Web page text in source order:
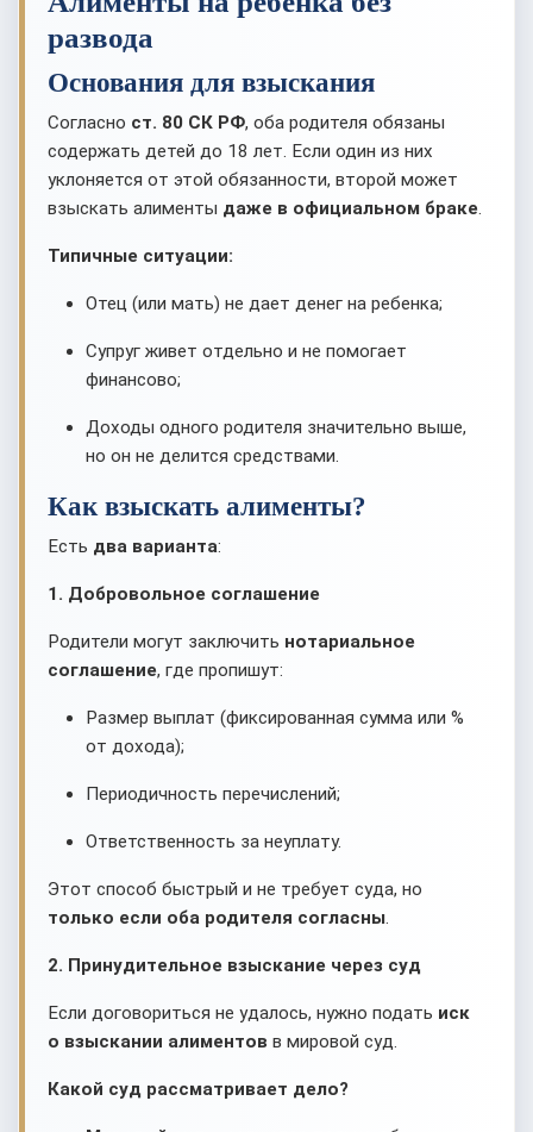
развода
Основания для взыскания
Согласно ст. 80 СК РФ, оба родителя обязаны
содержать детей до 18 лет. Если один из них
уклоняется от этой обязанности, второй может
взыскать алименты даже в официальном браке.
Типичные ситуации:
Отец (или мать) не дает денег на ребенка;
Супруг живет отдельно и не помогает
финансово;
Доходы одного родителя значительно выше,
но он не делится средствами.
Как взыскать алименты?
Есть два варианта:
1. Добровольное соглашение
Родители могут заключить нотариальное
соглашение, где пропишут:
Размер выплат (фиксированная сумма или %
от дохода);
Периодичность перечислений;
Ответственность за неуплату.
Этот способ быстрый и не требует суда, но
только если оба родителя согласны.
2. Принудительное взыскание через суд
Если договориться не удалось, нужно подать иск
о взыскании алиментов в мировой суд.
Какой суд рассматривает дело?